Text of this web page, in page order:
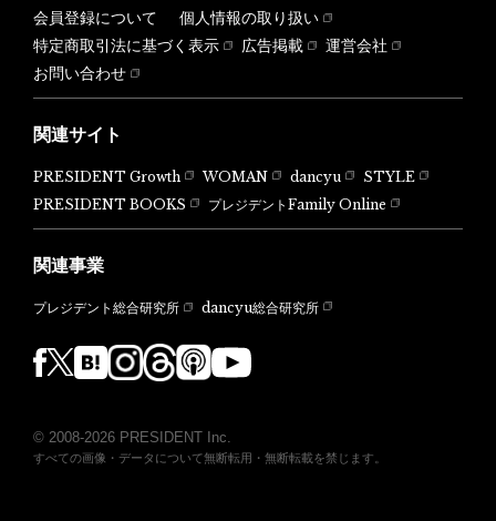
会員登録について
個人情報の取り扱い
特定商取引法に基づく表示
広告掲載
運営会社
お問い合わせ
関連サイト
PRESIDENT Growth WOMAN dancyu
STYLE
PRESIDENT BOOKS
プレジデントFamily Online
関連事業
プレジデント総合研究所 dancyu総合研究所
© 2008-2026 PRESIDENT Inc.
すべての画像・データについて無断転用・無断転載を禁じます。